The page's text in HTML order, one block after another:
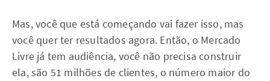
Mas, você que está começando vai fazer isso, mas
você quer ter resultados agora. Então, o Mercado
Livre já tem audiência, você não precisa construir
ela, são 51 milhões de clientes, o número maior do